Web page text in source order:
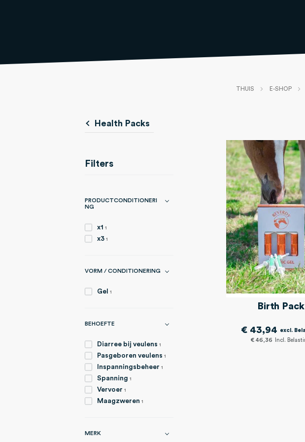
THUIS E-SHOP
Birth Pack
€ 46,36
€ 43,94
Health Packs
Filters
PRODUCTCONDITIONERI
NG
x1 1
x3 1
VORM / CONDITIONERING
Gel 1
BEHOEFTE
Diarree bij veulens 1
Pasgeboren veulens 1
Inspanningsbeheer 1
Spanning 1
Vervoer 1
Maagzweren 1
MERK